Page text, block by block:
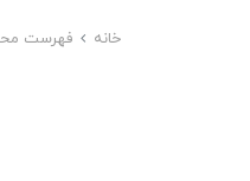
خانه فهرست